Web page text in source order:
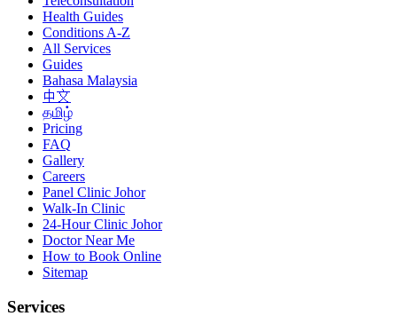
Health Guides
Conditions A-Z
All Services
Guides
Bahasa Malaysia
中文
தமிழ்
Pricing
FAQ
Gallery
Careers
Panel Clinic Johor
Walk-In Clinic
24-Hour Clinic Johor
Doctor Near Me
How to Book Online
Sitemap
Services